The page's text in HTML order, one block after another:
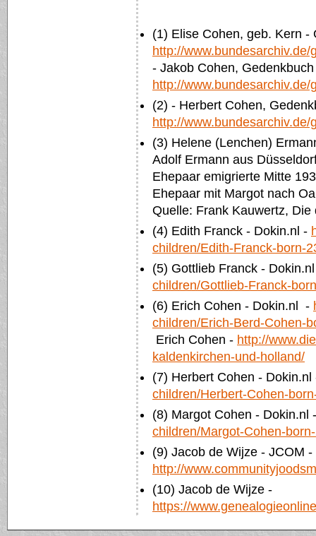
(1) Elise Cohen, geb. Kern -
http://
- Jakob Cohen,
http://
(2) - Herbert Cohen,
http://
(3) Helene (Lenchen)
Adolf Ermann aus
Ehepaar emigrierte Mitte
Ehepaar mit Margot nach
Quelle: Frank Kauwertz,
(4) Edith Franck - Dokin.nl -
children/Edith-Franck-born-
(5) Gottlieb Franck -
children/Gottlieb-Franck-
(6) Erich Cohen - Dokin.nl -
children/Erich-Berd-Cohen-
Erich Cohen - http://
kaldenkirchen-und-holland/
(7) Herbert Cohen -
children/Herbert-Cohen-
(8) Margot Cohen - Dokin.nl
children/Margot-Cohen-
(9) Jacob de Wijze - JCOM -
http://
(10) Jacob de Wijze -
https://